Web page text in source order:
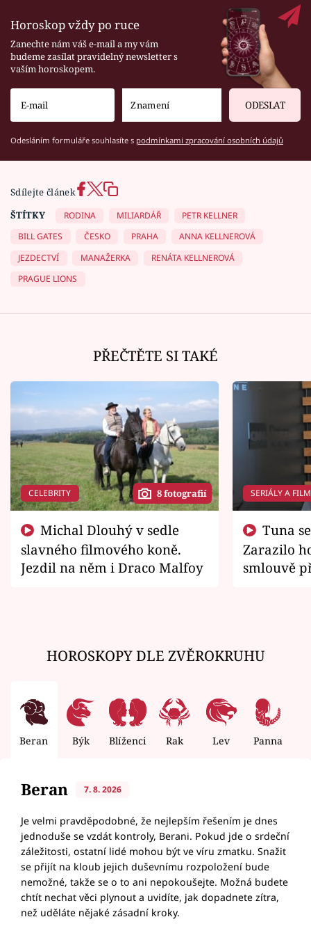
Horoskop vždy po ruce
Zanechte nám váš e-mail a my vám
budeme zasílat pravidelný newsletter s
vaším horoskopem.
ODESLAT
Odesláním formuláře souhlasíte s podmínkami zpracování osobních údajů
Sdílejte článek
ŠTÍTKY
RODINA MILIARDÁŘ
PETR KELLNER
BILL GATES
ČESKO PRAHA
ANNA KELLNEROVÁ
JEZDECTVÍ
MANAŽERKA
RENÁTA KELLNEROVÁ
PRAGUE LIONS
PŘEČTĚTE SI TAKÉ
CELEBRITY 8 fotografií
slavného filmového koně.
Jezdil na něm i Draco Malfoy
SERIÁLY A
Zarazilo
smlouvě
HOROSKOPY DLE ZVĚROKRUHU
Beran Býk Blíženci Rak Lev Panna
Beran 7. 8. 2026
Je velmi pravděpodobné, že nejlepším řešením je dnes
jednoduše se vzdát kontroly, Berani. Pokud jde o srdeční
záležitosti, ostatní lidé mohou být ve víru zmatku. Snažit
se přijít na kloub jejich duševnímu rozpoložení bude
nemožné, takže se o to ani nepokoušejte. Možná budete
chtít nechat věci plynout a uvidíte, jak dopadnete zítra,
než uděláte nějaké zásadní kroky.